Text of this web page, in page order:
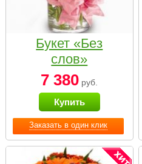
Заказать в один клик
Букет «Без
слов»
7 380 руб.
Купить